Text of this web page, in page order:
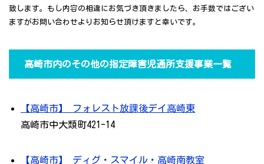
致します。もし内容の相違にお気づき頂きましたら、お手数ではござい
ますがお問い合わせよりお知らせ頂けますと幸いです。
高崎市内のその他の指定障害児通所支援事業一覧
【高崎市】 フォレスト放課後デイ高崎東
高崎市中大類町421-14
【高崎市】 ディグ・スマイル・高崎南教室